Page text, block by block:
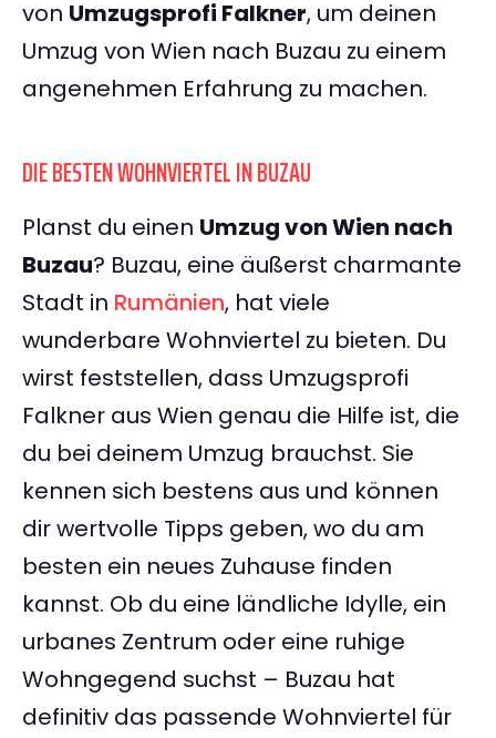
von Umzugsprofi Falkner, um deinen
Umzug von Wien nach Buzau zu einem
angenehmen Erfahrung zu machen.
DIE BESTEN WOHNVIERTEL IN BUZAU
Planst du einen Umzug von Wien nach
Buzau? Buzau, eine äußerst charmante
Stadt in Rumänien, hat viele
wunderbare Wohnviertel zu bieten. Du
wirst feststellen, dass Umzugsprofi
Falkner aus Wien genau die Hilfe ist, die
du bei deinem Umzug brauchst. Sie
kennen sich bestens aus und können
dir wertvolle Tipps geben, wo du am
besten ein neues Zuhause finden
kannst. Ob du eine ländliche Idylle, ein
urbanes Zentrum oder eine ruhige
Wohngegend suchst – Buzau hat
definitiv das passende Wohnviertel für